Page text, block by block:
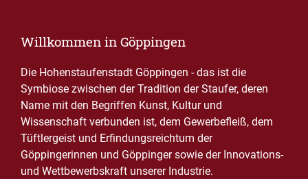
Willkommen in Göppingen
Die Hohenstaufenstadt Göppingen - das ist die
Symbiose zwischen der Tradition der Staufer, deren
Name mit den Begriffen Kunst, Kultur und
Wissenschaft verbunden ist, dem Gewerbefleiß, dem
Tüftlergeist und Erfindungsreichtum der
Göppingerinnen und Göppinger sowie der Innovations-
und Wettbewerbskraft unserer Industrie.